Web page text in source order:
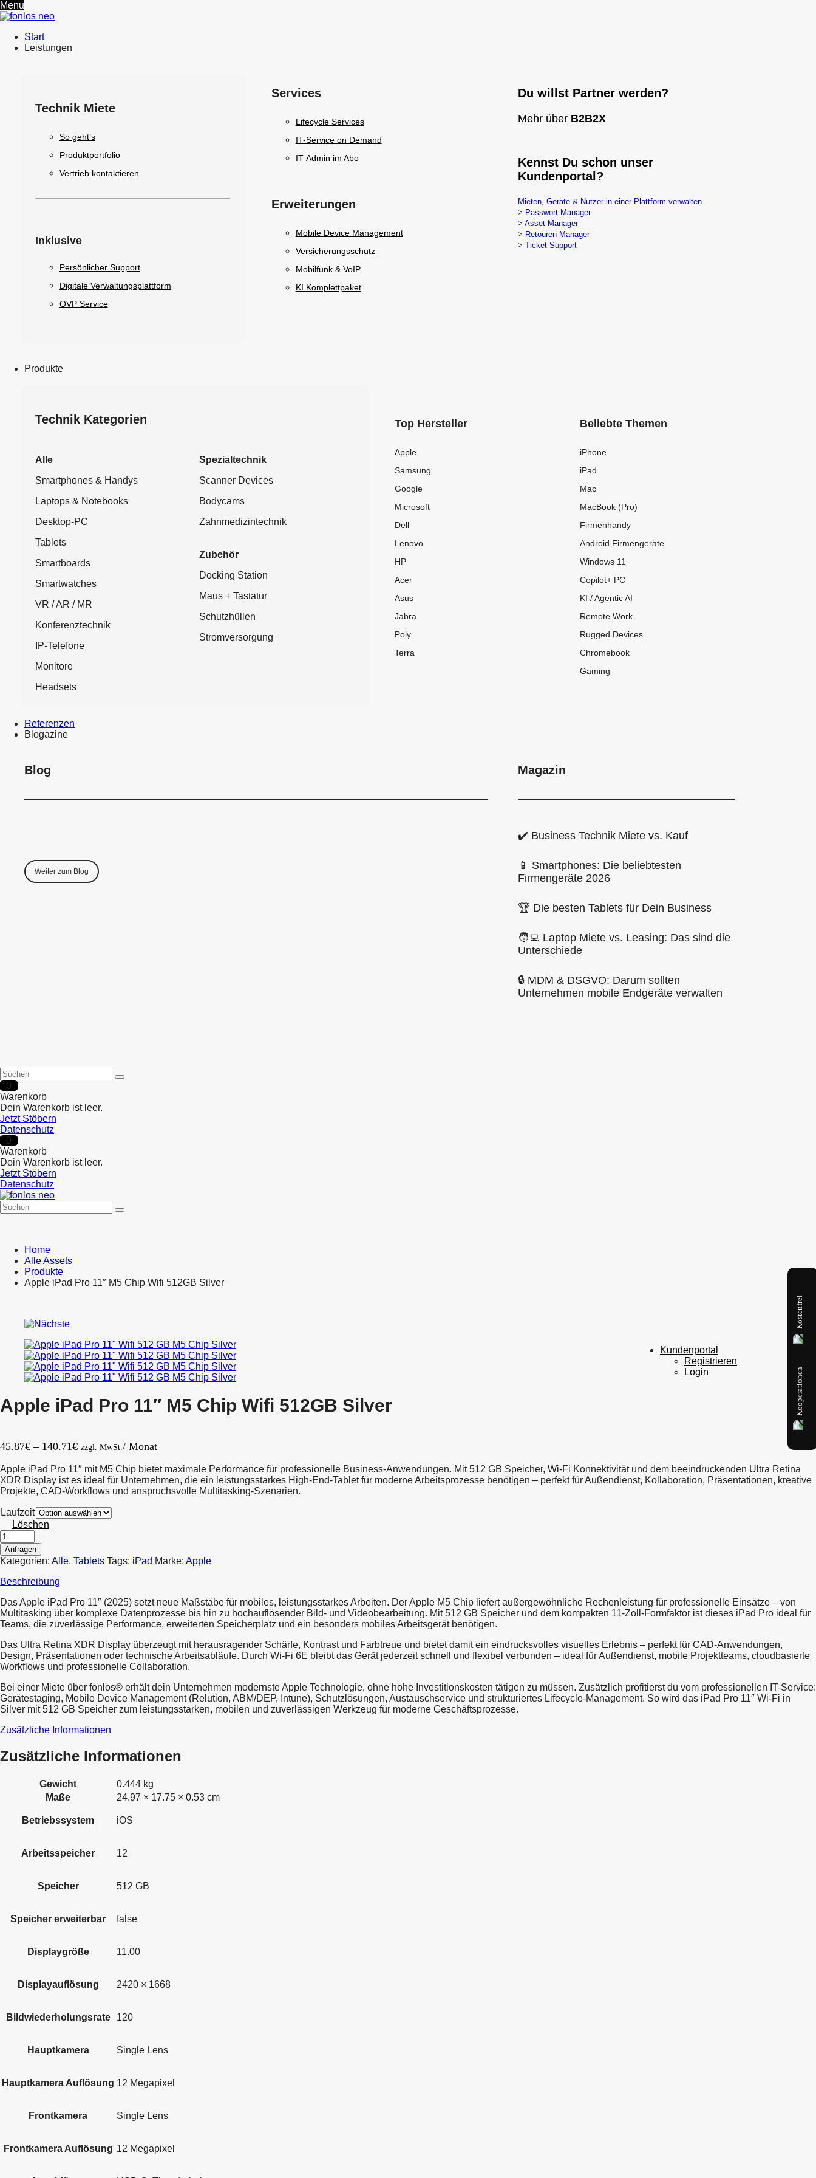
Kostenfrei
Kooperationen
Menu
Start
Leistungen
Technik Miete
So geht’s
Produktportfolio
Vertrieb kontaktieren
Inklusive
Persönlicher Support
Digitale Verwaltungsplattform
OVP Service
Services
Lifecycle Services
IT-Service on Demand
IT-Admin im Abo
Erweiterungen
Mobile Device Management
Versicherungsschutz
Mobilfunk & VoIP
KI Komplettpaket
Du willst Partner werden?
Mehr über B2B2X
Kennst Du schon unser
Kundenportal?
Mieten, Geräte & Nutzer in einer Plattform verwalten.
> Passwort Manager
>Asset Manager
> Retouren Manager
>Ticket Support
Produkte
Technik Kategorien
Alle
Smartphones & Handys
Laptops & Notebooks
Desktop-PC
Tablets
Smartboards
Smartwatches
VR / AR / MR
Konferenztechnik
IP-Telefone
Monitore
Headsets
Spezialtechnik
Scanner Devices
Bodycams
Zahnmedizintechnik
Zubehör
Docking Station
Maus + Tastatur
Schutzhüllen
Stromversorgung
Top Hersteller
Apple
Samsung
Google
Microsoft
Dell
Lenovo
HP
Acer
Asus
Jabra
Poly
Terra
Beliebte Themen
iPhone
iPad
Mac
MacBook (Pro)
Firmenhandy
Android Firmengeräte
Windows 11
Copilot+ PC
KI / Agentic AI
Remote Work
Rugged Devices
Chromebook
Gaming
Referenzen
Blogazine
Blog
Weiter zum Blog
Magazin
✔️ Business Technik Miete vs. Kauf
📱 Smartphones: Die beliebtesten
Firmengeräte 2026
🏆 Die besten Tablets für Dein Business
🧑‍💻 Laptop Miete vs. Leasing: Das sind die
Unterschiede
🔒 MDM & DSGVO: Darum sollten
Unternehmen mobile Endgeräte verwalten
Kundenportal
Registrieren
Login
0
Warenkorb
Dein Warenkorb ist leer.
Jetzt Stöbern
Datenschutz
0
Warenkorb
Dein Warenkorb ist leer.
Jetzt Stöbern
Datenschutz
Home
Alle Assets
Produkte
Apple iPad Pro 11″ M5 Chip Wifi 512GB Silver
512GB
Samsung
GB
64
Apple iPad Pro 11″ M5 Chip Wifi 512GB Silver
45.87€ – 140.71€Preisspanne:
bis
140.71€
zzgl. MwSt./ Monat
Apple iPad Pro 11″ mit M5 Chip bietet maximale Performance für professionelle Business-Anwendungen. Mit 512 GB Speicher, Wi-Fi Konnektivität und dem beeindruckenden Ultra Retina
XDR Display ist es ideal für Unternehmen, die ein leistungsstarkes High-End-Tablet für moderne Arbeitsprozesse benötigen – perfekt für Außendienst, Kollaboration, Präsentationen, kreative
Projekte, CAD-Workflows und anspruchsvolle Multitasking-Szenarien.
Laufzeit
Löschen
Anfragen
Kategorien: Alle, Tablets Tags: iPad Marke: Apple
Beschreibung
Das Apple iPad Pro 11″ (2025) setzt neue Maßstäbe für mobiles, leistungsstarkes Arbeiten. Der Apple M5 Chip liefert außergewöhnliche Rechenleistung für professionelle Einsätze – von
Multitasking über komplexe Datenprozesse bis hin zu hochauflösender Bild- und Videobearbeitung. Mit 512 GB Speicher und dem kompakten 11-Zoll-Formfaktor ist dieses iPad Pro ideal für
Teams, die zuverlässige Performance, erweiterten Speicherplatz und ein besonders mobiles Arbeitsgerät benötigen.
Das Ultra Retina XDR Display überzeugt mit herausragender Schärfe, Kontrast und Farbtreue und bietet damit ein eindrucksvolles visuelles Erlebnis – perfekt für CAD-Anwendungen,
Design, Präsentationen oder technische Arbeitsabläufe. Durch Wi-Fi 6E bleibt das Gerät jederzeit schnell und flexibel verbunden – ideal für Außendienst, mobile Projektteams, cloudbasierte
Workflows und professionelle Collaboration.
Bei einer Miete über fonlos® erhält dein Unternehmen modernste Apple Technologie, ohne hohe Investitionskosten tätigen zu müssen. Zusätzlich profitierst du vom professionellen IT-Service:
Gerätestaging, Mobile Device Management (Relution, ABM/DEP, Intune), Schutzlösungen, Austauschservice und strukturiertes Lifecycle-Management. So wird das iPad Pro 11″ Wi-Fi in
Silver mit 512 GB Speicher zum leistungsstarken, mobilen und zuverlässigen Werkzeug für moderne Geschäftsprozesse.
Zusätzliche Informationen
Zusätzliche Informationen
Gewicht
0.444 kg
Maße
24.97 × 17.75 × 0.53 cm
Betriebssystem iOS
Arbeitsspeicher 12
Speicher 512 GB
Speicher erweiterbar false
Displaygröße 11.00
Displayauflösung 2420 × 1668
Bildwiederholungsrate 120
Hauptkamera Single Lens
Hauptkamera Auflösung 12 Megapixel
Frontkamera Single Lens
Frontkamera Auflösung 12 Megapixel